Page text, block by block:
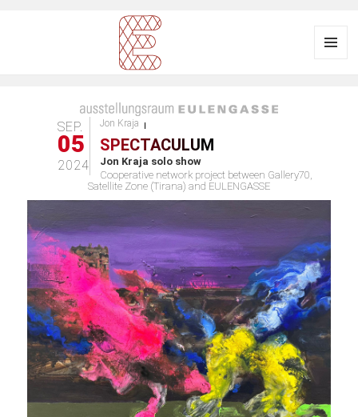
EULENGASSE
SEP.
05
2024
Jon Kraja
SPECTACULUM
Jon Kraja solo show
Cooperative network project between Gallery70,
Satellite Zone (Tirana) and EULENGASSE